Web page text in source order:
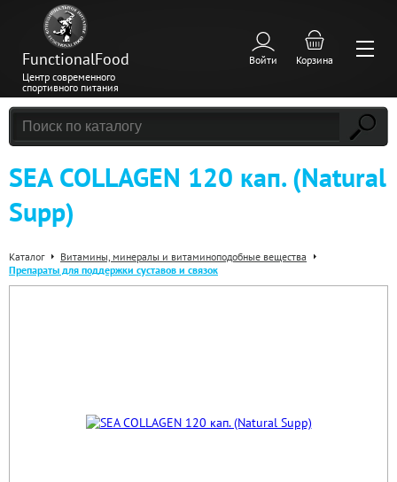
FunctionalFood
Центр современного
спортивного питания
Войти Корзина
SEA COLLAGEN 120 кап. (Natural
Supp)
Каталог
Витамины, минералы и витаминоподобные вещества
Препараты для поддержки суставов и связок